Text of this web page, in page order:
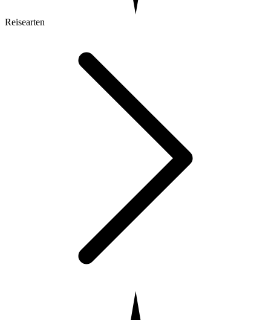
Reisearten